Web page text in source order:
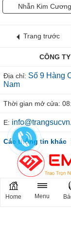
Nhẫn Kim
Trang trước
CÔNG
Địa chỉ: Số 9 Hàng
Nam
Thời gian mở cửa:
E:
Các thông tin khác
Home Menu